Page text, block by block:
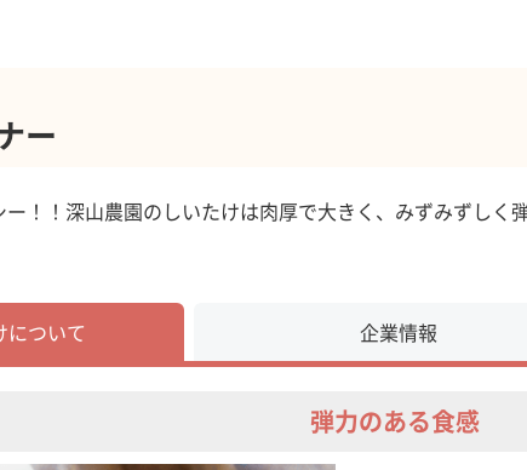
ー
！！深山農園のしいたけは肉厚で大きく、みずみずしく
について 企業情報
弾力のある食感